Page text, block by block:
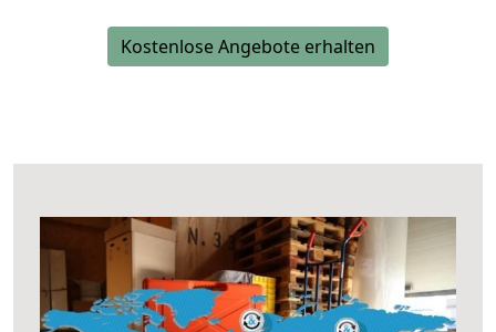
Kostenlose Angebote erhalten